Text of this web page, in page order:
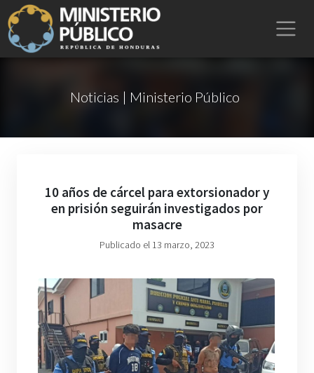
Noticias | Ministerio Público
10 años de cárcel para extorsionador y
en prisión seguirán investigados por
masacre
Publicado el 13 marzo, 2023